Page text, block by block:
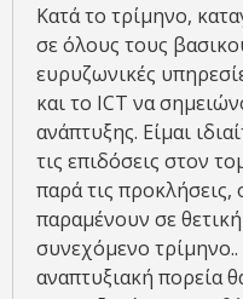
Κατά το τρίμηνο,
σε όλους τους
ευρυζωνικές
και το ICT να
ανάπτυξης. Είμαι
τις επιδόσεις στον
παρά τις προκλήσεις,
παραμένουν σε
συνεχόμενο τρίμηνο..
αναπτυξιακή πορεία